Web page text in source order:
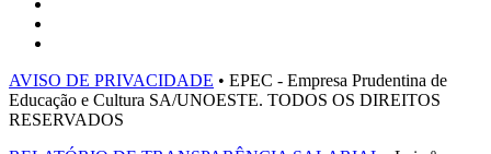
AVISO DE PRIVACIDADE • EPEC - Empresa Prudentina de
Educação e Cultura SA/UNOESTE. TODOS OS DIREITOS
RESERVADOS